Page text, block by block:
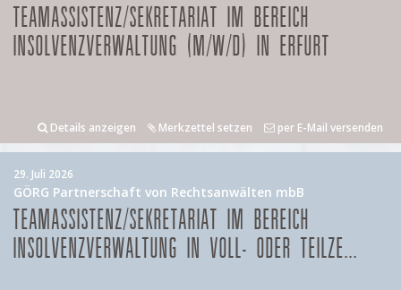
TEAMASSISTENZ/SEKRETARIAT IM BEREICH
INSOLVENZVERWALTUNG (M/W/D) IN ERFURT
Details anzeigen Merkzettel setzen per E-Mail versenden
29. Juli 2026
GÖRG Partnerschaft von Rechtsanwälten mbB
TEAMASSISTENZ/SEKRETARIAT IM BEREICH
INSOLVENZVERWALTUNG IN VOLL- ODER TEILZE...